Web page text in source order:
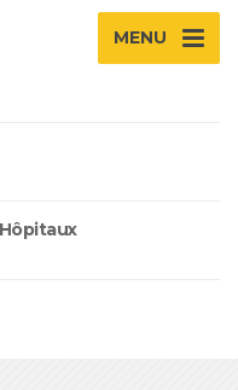
MENU